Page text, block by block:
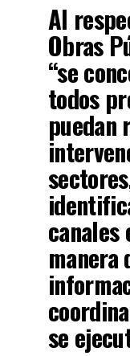
Al
Obras
“se
todos
puedan
canales
manera
se